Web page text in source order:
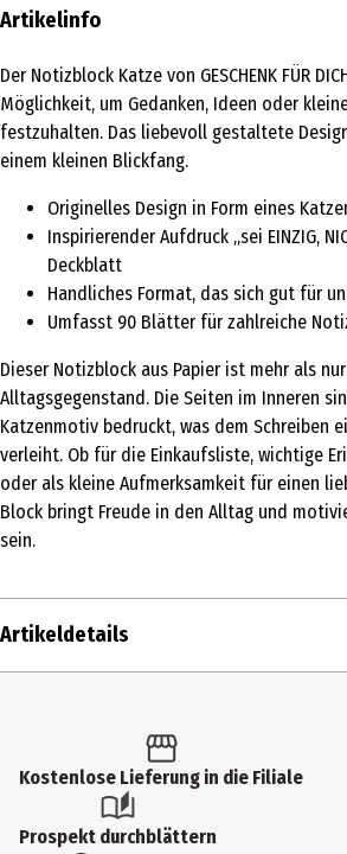
Artikelinfo
Der Notizblock Katze von GESCHENK FÜR
Möglichkeit, um Gedanken, Ideen oder
festzuhalten. Das liebevoll gestaltete
einem kleinen Blickfang.
Originelles Design in Form eines
Inspirierender Aufdruck „sei EINZIG,
Deckblatt
Handliches Format, das sich gut für
Umfasst 90 Blätter für zahlreiche
Dieser Notizblock aus Papier ist mehr als
Alltagsgegenstand. Die Seiten im Inneren
Katzenmotiv bedruckt, was dem Schreiben
verleiht. Ob für die Einkaufsliste, wichtige
oder als kleine Aufmerksamkeit für einen
Block bringt Freude in den Alltag und
sein.
Artikeldetails
Produkttyp
Kostenlose Lieferung in die Filiale
Prospekt durchblättern